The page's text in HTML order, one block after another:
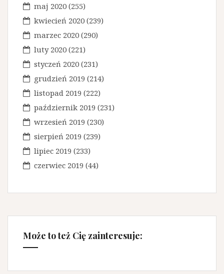
maj 2020 (255)
kwiecień 2020 (239)
marzec 2020 (290)
luty 2020 (221)
styczeń 2020 (231)
grudzień 2019 (214)
listopad 2019 (222)
październik 2019 (231)
wrzesień 2019 (230)
sierpień 2019 (239)
lipiec 2019 (233)
czerwiec 2019 (44)
Może to też Cię zainteresuje: